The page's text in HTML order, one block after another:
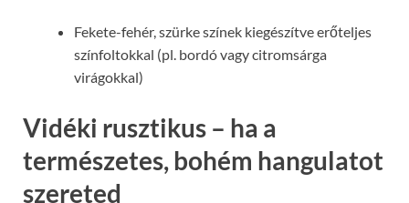
Fekete-fehér, szürke színek kiegészítve erőteljes
színfoltokkal (pl. bordó vagy citromsárga
virágokkal)
Vidéki rusztikus – ha a
természetes, bohém hangulatot
szereted